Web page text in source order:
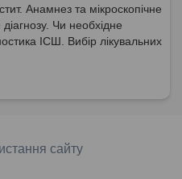
Анамнез та мікроскопічне
Чи необхідне
ІСШ. Вибір лікувальних
сайту